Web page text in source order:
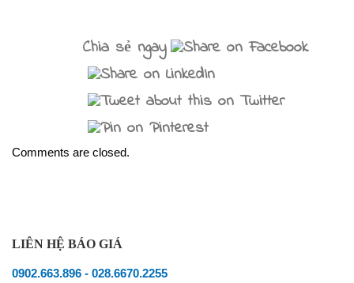
Chia sẻ ngay
Comments are closed.
LIÊN HỆ BÁO GIÁ
0902.663.896 - 028.6670.2255